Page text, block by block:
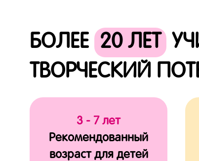
БОЛЕЕ 20 ЛЕТ
ТВОРЧЕСКИЙ
3 - 7 лет
Рекомендованный
возраст для детей